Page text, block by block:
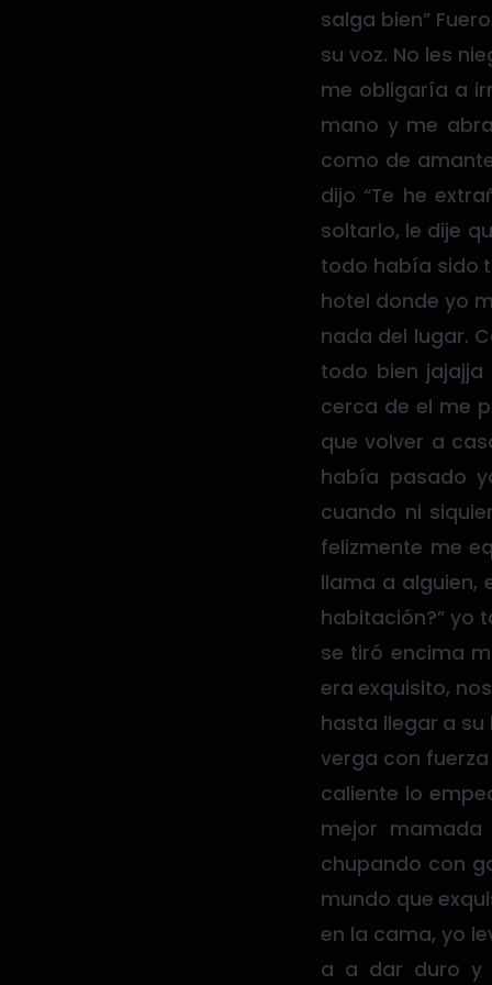
salga bien”
su voz. No les
me obligaría a
mano y me
como de
dijo “Te he
soltarlo, le dije
todo había sido
hotel donde yo
nada del lugar.
todo bien
cerca de el me
que volver a
había pasado
cuando ni
felizmente me
llama a alguien,
habitación?” yo
se tiró encima
era exquisito,
hasta llegar a
verga con
caliente lo
mejor
chupando con
mundo que
en la cama, yo
a a dar duro y